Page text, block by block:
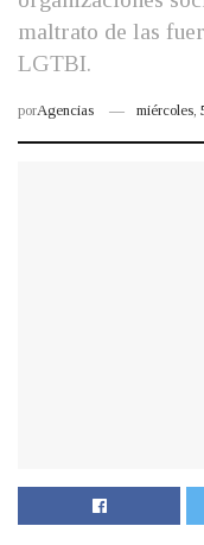
maltrato de las
LGTBI.
porAgencias